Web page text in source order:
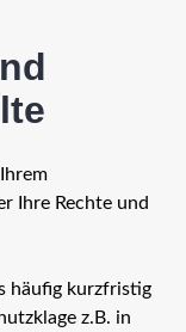
Ihre Rechte und
häufig kurzfristig
z.B. in